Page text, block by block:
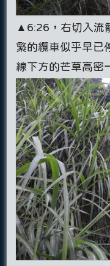
▲6:26，右切入流
繁的纜車似乎早已
線下方的芒草高密